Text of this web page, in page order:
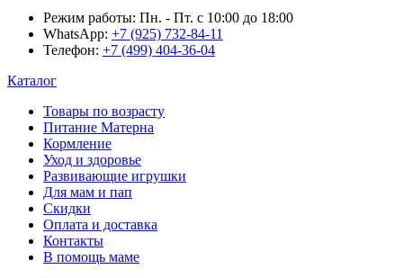
Режим работы: Пн. - Пт. с 10:00 до 18:00
WhatsApp: +7 (925) 732-84-11
Телефон: +7 (499) 404-36-04
Каталог
Товары по возрасту
Питание Матерна
Кормление
Уход и здоровье
Развивающие игрушки
Для мам и пап
Скидки
Оплата и доставка
Контакты
В помощь маме